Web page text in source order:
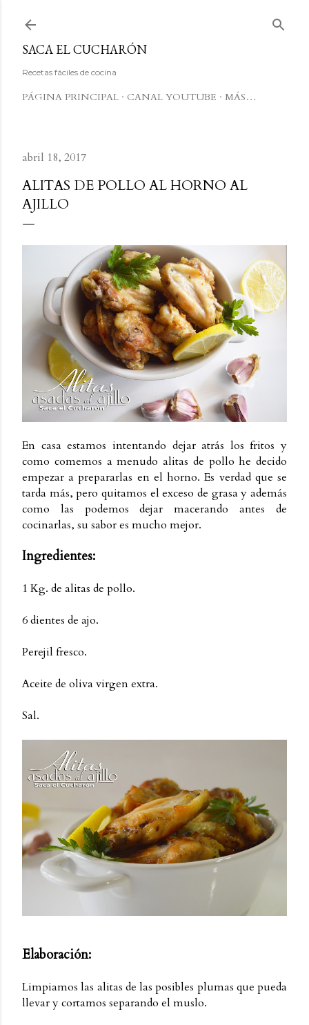
SACA EL CUCHARÓN
Recetas fáciles de cocina
PÁGINA PRINCIPAL CANAL YOUTUBE MÁS…
abril 18, 2017
ALITAS DE POLLO AL HORNO AL
AJILLO
En casa estamos intentando dejar atrás los fritos y
como comemos a menudo alitas de pollo he decido
empezar a prepararlas en el horno. Es verdad que se
tarda más, pero quitamos el exceso de grasa y además
como las podemos dejar macerando antes de
cocinarlas, su sabor es mucho mejor.
Ingredientes:
1 Kg. de alitas de pollo.
6 dientes de ajo.
Perejil fresco.
Aceite de oliva virgen extra.
Sal.
Elaboración:
Limpiamos las alitas de las posibles plumas que pueda
llevar y cortamos separando el muslo.